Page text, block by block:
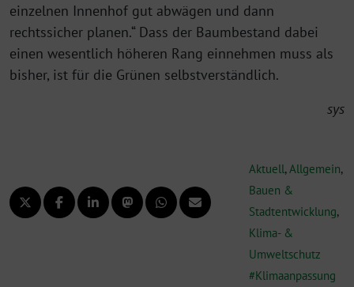
einzelnen Innenhof gut abwägen und dann
rechtssicher planen.“ Dass der Baumbestand dabei
einen wesentlich höheren Rang einnehmen muss als
bisher, ist für die Grünen selbstverständlich.
sys
Aktuell,Allgemein,
Bauen &
Stadtentwicklung,
Klima- &
Umweltschutz
Klimaanpassung